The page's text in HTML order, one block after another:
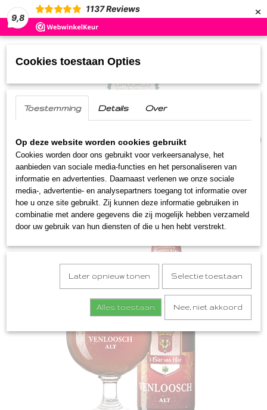
9,8
1137 Reviews ×
(0)
Home >Streekproducten Limburgs Bier
Venloosch Alt
Cookies toestaan Opties
Toestemming Details Over
Op deze website worden cookies gebruikt
Cookies worden door ons gebruikt voor verkeersanalyse, het
aanbieden van sociale media-functies en het personaliseren van
informatie en advertenties. Daarnaast verlenen we onze sociale
media-, advertentie- en analysepartners toegang tot informatie over
hoe u onze site gebruikt. Zij kunnen deze informatie gebruiken in
combinatie met andere gegevens die zij mogelijk hebben verzameld
door uw gebruik van hun diensten of die u hen hebt verstrekt.
Later opnieuw tonen Selectie toestaan
Alles toestaan Nee, niet akkoord